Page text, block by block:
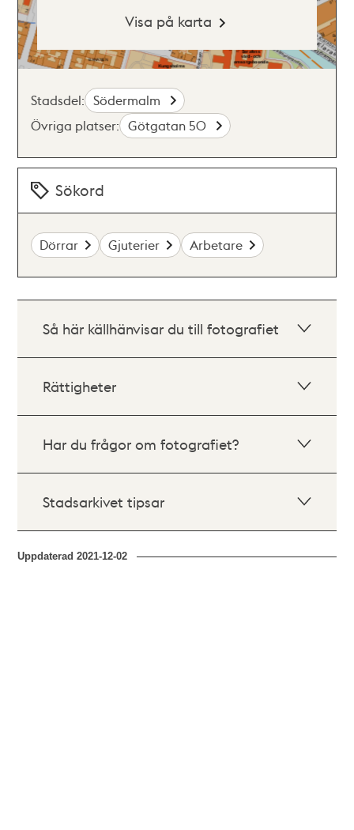
Visa på karta
Stadsdel: Södermalm
Övriga platser: Götgatan 50
Sökord
Dörrar Gjuterier Arbetare
Så här källhänvisar du till fotografiet
Rättigheter
Har du frågor om fotografiet?
Stadsarkivet tipsar
Uppdaterad2021-12-02